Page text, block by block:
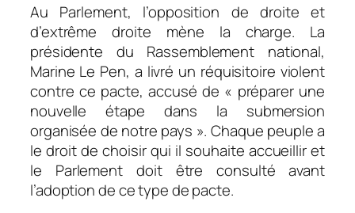
Au Parlement, l’opposition de droite et
d’extrême droite mène la charge. La
présidente du Rassemblement national,
Marine Le Pen, a livré un réquisitoire violent
contre ce pacte, accusé de « préparer une
nouvelle étape dans la submersion
organisée de notre pays ». Chaque peuple a
le droit de choisir qui il souhaite accueillir et
le Parlement doit être consulté avant
l’adoption de ce type de pacte.